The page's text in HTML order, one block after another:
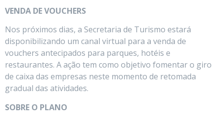
VENDA DE VOUCHERS
Nos próximos dias, a Secretaria de Turismo estará
disponibilizando um canal virtual para a venda de
vouchers antecipados para parques, hotéis e
restaurantes. A ação tem como objetivo fomentar o giro
de caixa das empresas neste momento de retomada
gradual das atividades.
SOBRE O PLANO